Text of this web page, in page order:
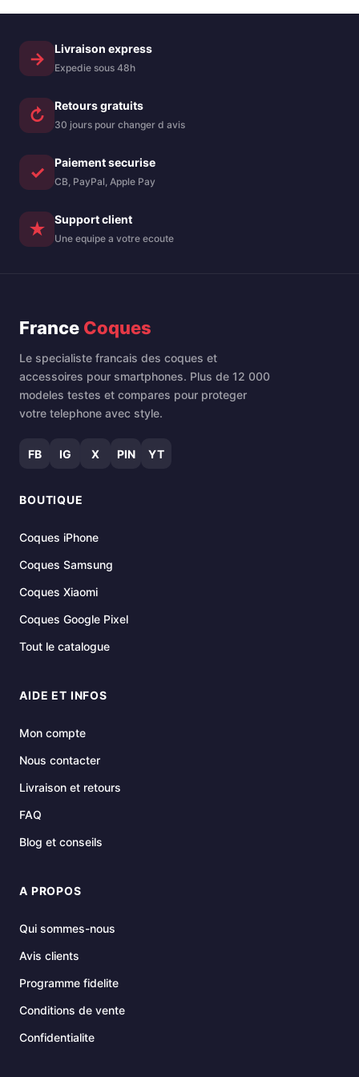
→ Livraison express
Expedie sous 48h
↻ Retours gratuits
30 jours pour changer d avis
✓ Paiement securise
CB, PayPal, Apple Pay
★ Support client
Une equipe a votre ecoute
France Coques
Le specialiste francais des coques et
accessoires pour smartphones. Plus de 12 000
modeles testes et compares pour proteger
votre telephone avec style.
FB IG X PIN YT
BOUTIQUE
Coques iPhone
Coques Samsung
Coques Xiaomi
Coques Google Pixel
Tout le catalogue
AIDE ET INFOS
Mon compte
Nous contacter
Livraison et retours
FAQ
Blog et conseils
A PROPOS
Qui sommes-nous
Avis clients
Programme fidelite
Conditions de vente
Confidentialite